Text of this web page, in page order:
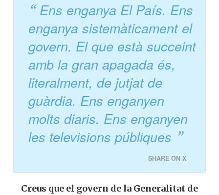
Ens enganya El País. Ens
enganya sistemàticament el
govern. El que està succeint
amb la gran apagada és,
literalment, de jutjat de
guàrdia. Ens enganyen
molts diaris. Ens enganyen
les televisions públiques
SHARE ON X
Creus que el govern de la Generalitat de